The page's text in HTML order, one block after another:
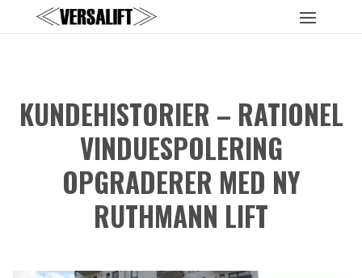
KUNDEHISTORIER – RATIONEL
VINDUESPOLERING
OPGRADERER MED NY
RUTHMANN LIFT